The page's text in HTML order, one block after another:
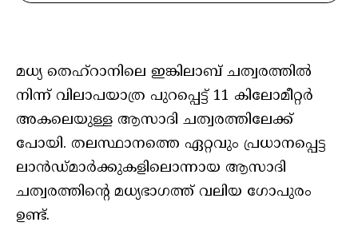
മധ്യ തെഹ്റാനിലെ ഇങ്കിലാബ് ചത്വരത്തില്‍
നിന്ന് വിലാപയാത്ര പുറപ്പെട്ട് 11 കിലോമീറ്റര്‍
അകലെയുള്ള ആസാദി ചത്വരത്തിലേക്ക്
പോയി. തലസ്ഥാനത്തെ ഏറ്റവും പ്രധാനപ്പെട്ട
ലാന്‍ഡ്മാര്‍ക്കുകളിലൊന്നായ ആസാദി
ചത്വരത്തിന്റെ മധ്യഭാഗത്ത് വലിയ ഗോപുരം
ഉണ്ട്.